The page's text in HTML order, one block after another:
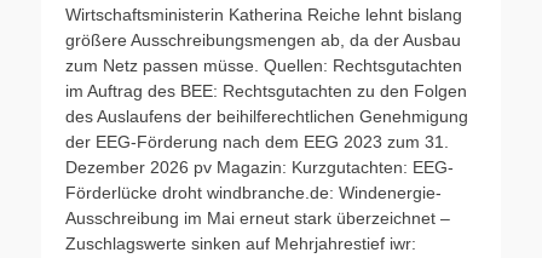
Wirtschaftsministerin Katherina Reiche lehnt bislang
größere Ausschreibungsmengen ab, da der Ausbau
zum Netz passen müsse. Quellen: Rechtsgutachten
im Auftrag des BEE: Rechtsgutachten zu den Folgen
des Auslaufens der beihilferechtlichen Genehmigung
der EEG-Förderung nach dem EEG 2023 zum 31.
Dezember 2026 pv Magazin: Kurzgutachten: EEG-
Förderlücke droht windbranche.de: Windenergie-
Ausschreibung im Mai erneut stark überzeichnet –
Zuschlagswerte sinken auf Mehrjahrestief iwr: